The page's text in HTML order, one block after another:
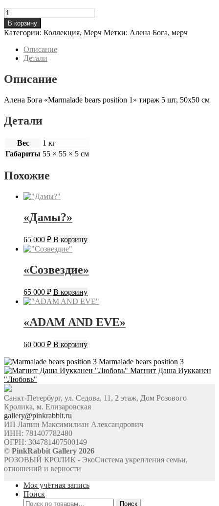
Количество
товара
Marmalade
bears
position
В корзину
Категории: Коллекция, Мерч Метки: Алена Бога, мерч
Описание
Детали
Описание
Алена Бога «Marmalade bears position 1» тираж 5 шт, 50х50 см
Детали
Вес
1 кг
Габариты 55 × 55 × 5 см
Похожие
«Дамы?»
65 000 ₽ В корзину
«Созвездие»
65 000 ₽ В корзину
«ADAM AND EVE»
60 000 ₽ В корзину
Marmalade bears position 3
Магнит Даша Иукканен
"Любовь"
Санкт-Петербург, ул. Седова, 11, 2 этаж, Дом Розового
Кролика, м. Елизаровская
gallery@pinkrabbit.ru
ИП Лапин Максимилиан Александрович
ИНН: 781407782480
ОГРН: 304781407500149
© PinkRabbit Gallery 2026
РОЗОВЫЙ КРОЛИК - ЭкоСистема укрепления семьи,
отношений и верности
Моя учётная запись
Поиск
Искать:
Поиск